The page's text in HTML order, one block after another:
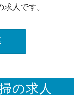
人です。
の求人